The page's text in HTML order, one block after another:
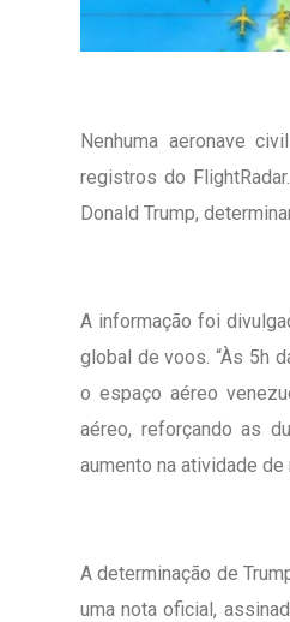
Nenhuma aeronave
registros do
Donald Trump,
A informação foi
global de voos. “Às 5h
o espaço aéreo
aéreo, reforçando as
aumento na atividade
A determinação de
uma nota oficial,